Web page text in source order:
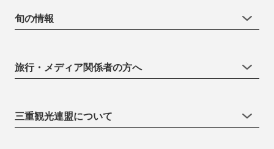
旬の情報
旅行・メディア関係者の方へ
三重観光連盟について